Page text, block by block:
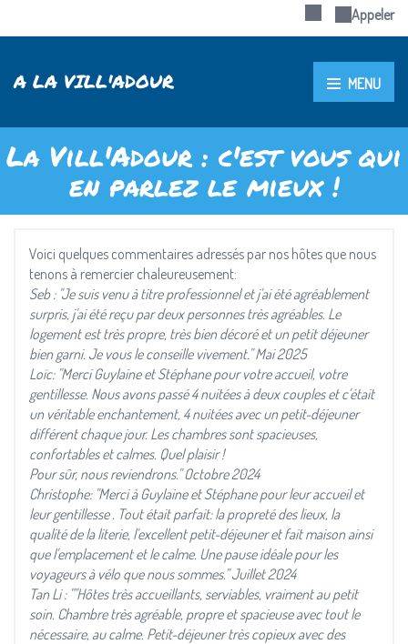
Appeler
A LA VILL'ADOUR MENU
La Vill'Adour : c'est vous qui
en parlez le mieux !
Voici quelques commentaires adressés par nos hôtes que nous
tenons à remercier chaleureusement:
Seb : "Je suis venu à titre professionnel et j'ai été agréablement
surpris, j'ai été reçu par deux personnes très agréables. Le
logement est très propre, très bien décoré et un petit déjeuner
bien garni. Je vous le conseille vivement." Mai 2025
Loïc: "Merci Guylaine et Stéphane pour votre accueil, votre
gentillesse. Nous avons passé 4 nuitées à deux couples et c'était
un véritable enchantement, 4 nuitées avec un petit-déjeuner
différent chaque jour. Les chambres sont spacieuses,
confortables et calmes. Quel plaisir !
Pour sûr, nous reviendrons." Octobre 2024
Christophe: "Merci à Guylaine et Stéphane pour leur accueil et
leur gentillesse . Tout était parfait: la propreté des lieux, la
qualité de la literie, l'excellent petit-déjeuner et fait maison ainsi
que l'emplacement et le calme. Une pause idéale pour les
voyageurs à vélo que nous sommes." Juillet 2024
Tan Li : ""Hôtes très accueillants, serviables, vraiment au petit
soin. Chambre très agréable, propre et spacieuse avec tout le
nécessaire, au calme. Petit-déjeuner très copieux avec des